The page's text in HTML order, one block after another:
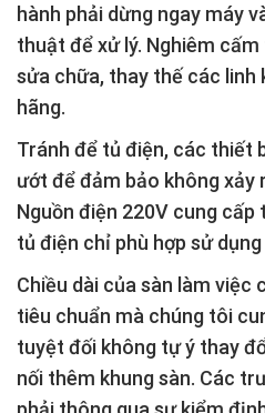
hành phải dừng ngay máy
thuật để xử lý. Nghiêm
sửa chữa, thay thế các linh
hãng.
Tránh để tủ điện, các thiết
ướt để đảm bảo không xảy
Nguồn điện 220V cung
tủ điện chỉ phù hợp sử
Chiều dài của sàn làm việc
tiêu chuẩn mà chúng tôi
tuyệt đối không tự ý thay
nối thêm khung sàn. Các